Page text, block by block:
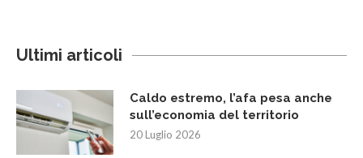
Ultimi articoli
Caldo estremo, l’afa pesa anche
sull’economia del territorio
20 Luglio 2026